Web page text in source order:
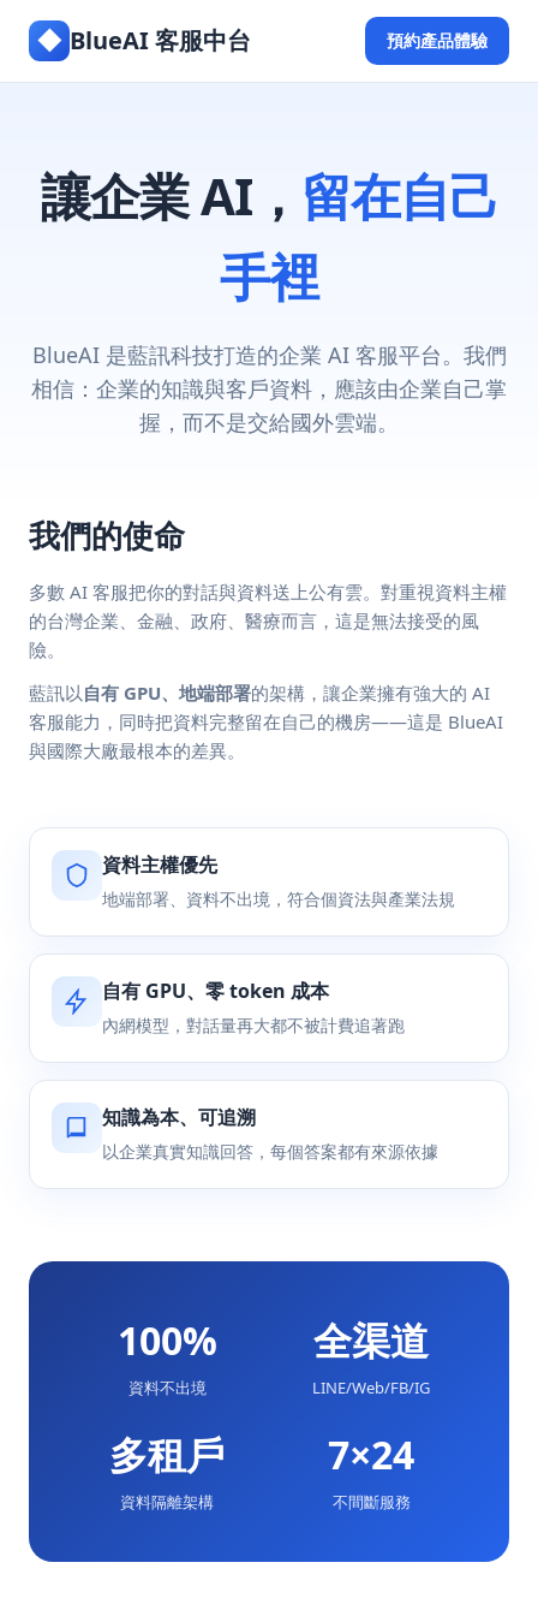
◆ BlueAI 客服中台 預約產品體驗
讓企業 AI， 留在自己
手裡
BlueAI 是藍訊科技打造的企業 AI 客服平台。我們
相信：企業的知識與客戶資料，應該由企業自己掌
握，而不是交給國外雲端。
我們的使命
多數 AI 客服把你的對話與資料送上公有雲。對重視資料主權
的台灣企業、金融、政府、醫療而言，這是無法接受的風
險。
藍訊以自有 GPU、地端部署的架構，讓企業擁有強大的 AI
客服能力，同時把資料完整留在自己的機房——這是 BlueAI
與國際大廠最根本的差異。
資料主權優先
地端部署、資料不出境，符合個資法與產業法規
自有 GPU、零 token 成本
內網模型，對話量再大都不被計費追著跑
知識為本、可追溯
以企業真實知識回答，每個答案都有來源依據
100%
資料不出境
全渠道
LINE/Web/FB/IG
多租戶
資料隔離架構
7×24
不間斷服務